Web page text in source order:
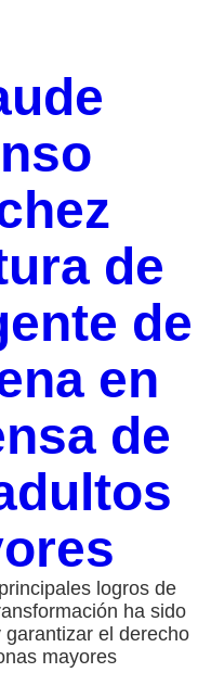
de
de
en
de
logros de
ha sido
garantizar el derecho
mayores